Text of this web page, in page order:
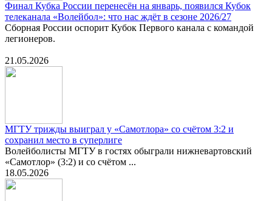
Финал Кубка России перенесён на январь, появился Кубок
телеканала «Волейбол»: что нас ждёт в сезоне 2026/27
Сборная России оспорит Кубок Первого канала с командой
легионеров.
21.05.2026
МГТУ трижды выиграл у «Самотлора» со счётом 3:2 и
сохранил место в суперлиге
Волейболисты МГТУ в гостях обыграли нижневартовский
«Самотлор» (3:2) и со счётом ...
18.05.2026